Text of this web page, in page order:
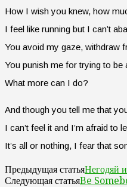
How I wish you knew, how
I feel like running but I can’t
You avoid my gaze, withdraw
You punish me for trying to be
What more can I do?
And though you tell me that
I can’t feel it and I’m afraid to
It’s all or nothing, I fear that
Предыдущая статьяНегодяй
Следующая статьяBe